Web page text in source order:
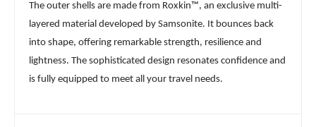
The outer shells are made from Roxkin™, an exclusive multi-
layered material developed by Samsonite. It bounces back
into shape, offering remarkable strength, resilience and
lightness. The sophisticated design resonates confidence and
is fully equipped to meet all your travel needs.